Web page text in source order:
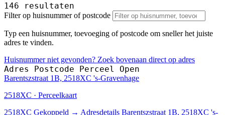
146 resultaten
Filter op huisnummer of postcode
Typ een huisnummer, toevoeging of postcode om sneller het juiste
adres te vinden.
Huisnummer niet gevonden? Zoek bovenaan direct op adres
Adres Postcode Perceel Open
Barentszstraat 1B, 2518XC 's-Gravenhage
2518XC · Perceelkaart
2518XC Gekoppeld → Adresdetails Barentszstraat 1B, 2518XC 's-